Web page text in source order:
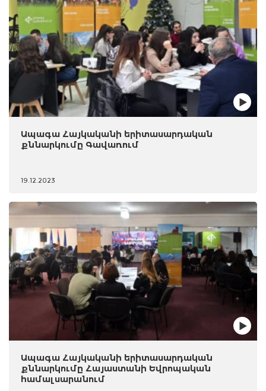
Ապագա Հայկականի երիտասարդական
քննարկումը Գավառում
19.12.2023
Ապագա Հայկականի երիտասարդական
քննարկումը Հայաստանի Եվրոպական
համալսարանում